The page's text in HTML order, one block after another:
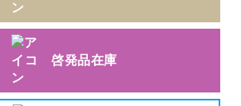
啓発品在庫